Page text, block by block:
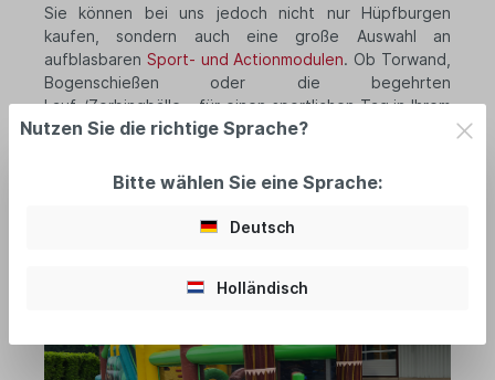
Sie können bei uns jedoch nicht nur Hüpfburgen
kaufen, sondern auch eine große Auswahl an
aufblasbaren Sport- und Actionmodulen. Ob Torwand,
Bogenschießen oder die begehrten
Lauf-/Zorbingbälle – für einen sportlichen Tag in Ihrem
Unternehmen oder auf der nächsten Familienfeier ist
Nutzen Sie die richtige Sprache?
Bitte wählen Sie eine Sprache:
Deutsch
Holländisch